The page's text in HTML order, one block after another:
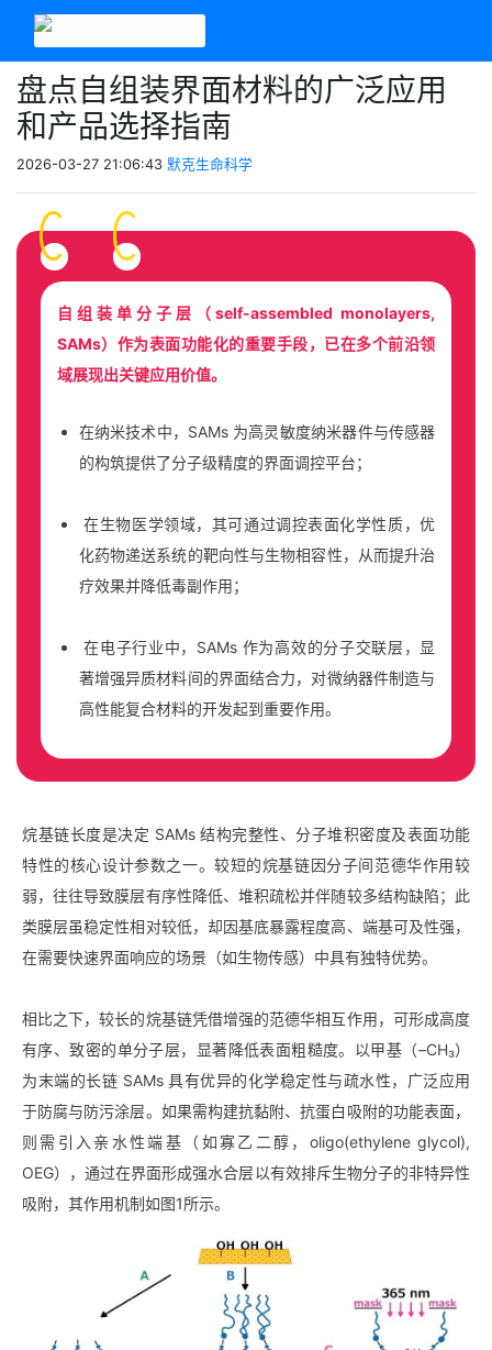
盘点自组装界面材料的广泛应用
和产品选择指南
2026-03-27 21:06:43 默克生命科学
自组装单分子层（self-assembled monolayers,
SAMs）作为表面功能化的重要手段，已在多个前沿领
域展现出关键应用价值。
在纳米技术中，SAMs 为高灵敏度纳米器件与传感器
的构筑提供了分子级精度的界面调控平台；
在生物医学领域，其可通过调控表面化学性质，优
化药物递送系统的靶向性与生物相容性，从而提升治
疗效果并降低毒副作用；
在电子行业中，SAMs 作为高效的分子交联层，显
著增强异质材料间的界面结合力，对微纳器件制造与
高性能复合材料的开发起到重要作用。
烷基链长度是决定 SAMs 结构完整性、分子堆积密度及表面功能
特性的核心设计参数之一。较短的烷基链因分子间范德华作用较
弱，往往导致膜层有序性降低、堆积疏松并伴随较多结构缺陷；此
类膜层虽稳定性相对较低，却因基底暴露程度高、端基可及性强，
在需要快速界面响应的场景（如生物传感）中具有独特优势。
相比之下，较长的烷基链凭借增强的范德华相互作用，可形成高度
有序、致密的单分子层，显著降低表面粗糙度。以甲基（–CH₃）
为末端的长链 SAMs 具有优异的化学稳定性与疏水性，广泛应用
于防腐与防污涂层。如果需构建抗黏附、抗蛋白吸附的功能表面，
则需引入亲水性端基（如寡乙二醇，oligo(ethylene glycol),
OEG），通过在界面形成强水合层以有效排斥生物分子的非特异性
吸附，其作用机制如图1所示。